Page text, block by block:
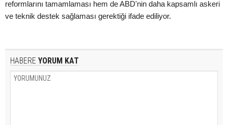
reformlarını tamamlaması hem de ABD'nin daha kapsamlı askeri
ve teknik destek sağlaması gerektiği ifade ediliyor.
HABERE YORUM KAT